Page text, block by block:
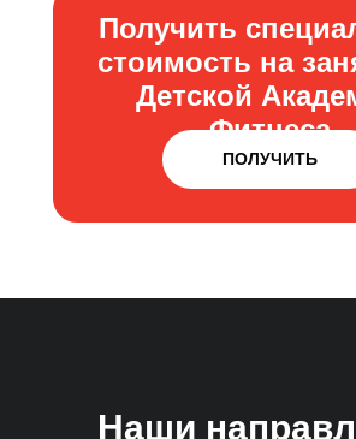
Получить
стоимость на
Детской
Фитнеса
ПОЛУЧИТЬ
Наши